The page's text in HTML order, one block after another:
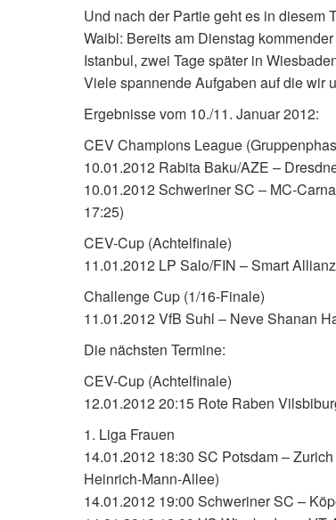
Und nach der Partie geht es in diesem
Waibl: Bereits am Dienstag
Istanbul, zwei Tage später in
Viele spannende Aufgaben auf die wir
Ergebnisse vom 10./11. Januar 2012:
CEV Champions League
10.01.2012 Rabita Baku/AZE –
10.01.2012 Schweriner SC – MC-
17:25)
CEV-Cup (Achtelfinale)
11.01.2012 LP Salo/FIN – Smart
Challenge Cup (1/16-Finale)
11.01.2012 VfB Suhl – Neve Shanan
Die nächsten Termine:
CEV-Cup (Achtelfinale)
12.01.2012 20:15 Rote Raben
1. Liga Frauen
14.01.2012 18:30 SC Potsdam –
Heinrich-Mann-Allee)
14.01.2012 19:00 Schweriner SC –